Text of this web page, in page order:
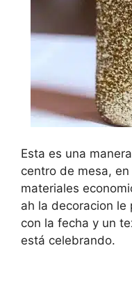
Esta es una
centro de mesa,
materiales
ah la decoracion
con la fecha y un
está celebrando.